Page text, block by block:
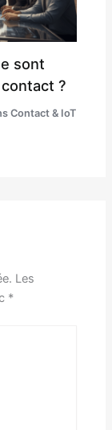
sont
?
Contact & IoT
Les
*